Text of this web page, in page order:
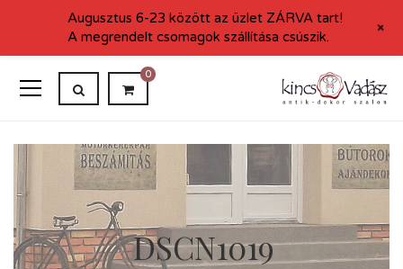
0
DSCN1019
Augusztus 6-23 között az üzlet ZÁRVA tart!
A megrendelt csomagok szállítása csúszik.
+